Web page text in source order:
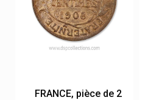
FRANCE, pièce de 2